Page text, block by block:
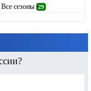
Все сезоны 29